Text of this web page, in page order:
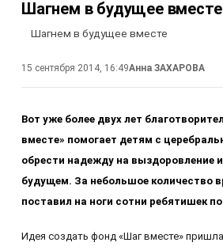
Шагнем в будущее вместе
Шагнем в будущее вместе
15 сентября 2014, 16:49Анна ЗАХАРОВА
Вот уже более двух лет
вместе» помогает детям с
обрести надежду на выздоровление
будущем. За небольшое количество
поставил на ноги сотни ребятишек
Идея создать фонд «Шаг вместе»